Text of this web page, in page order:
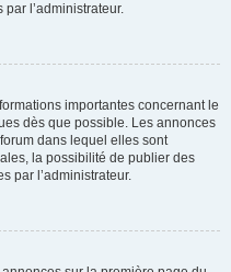
l’administrateur.
importantes concernant le
dès que possible. Les annonces
dans lequel elles sont
la possibilité de publier des
par l’administrateur.